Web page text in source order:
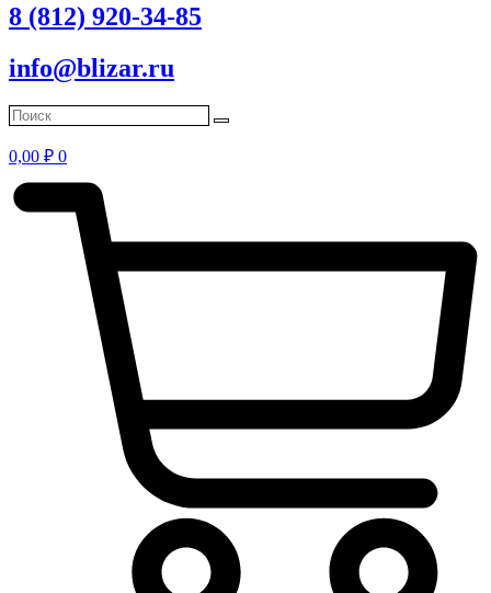
8 (812) 920-34-85
info@blizar.ru
0,00 ₽ 0